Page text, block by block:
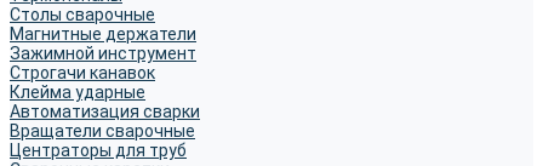
Столы сварочные
Магнитные держатели
Зажимной инструмент
Строгачи канавок
Клейма ударные
Автоматизация сварки
Вращатели сварочные
Центраторы для труб